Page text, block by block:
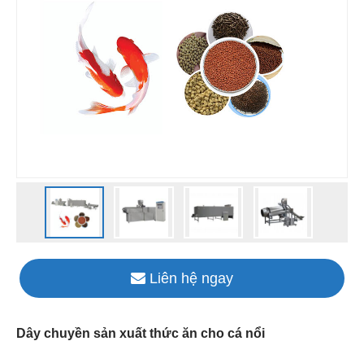
Liên hệ ngay
Dây chuyền sản xuất thức ăn cho cá nổi